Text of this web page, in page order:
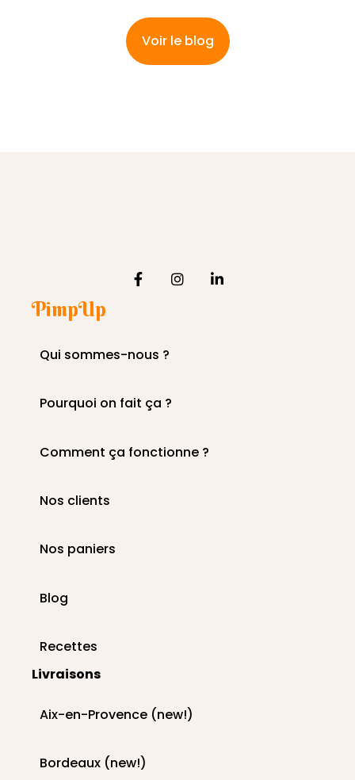
Voir le blog
PimpUp
Qui sommes-nous ?
Pourquoi on fait ça ?
Comment ça fonctionne ?
Nos clients
Nos paniers
Blog
Recettes
Livraisons
Aix-en-Provence (new!)
Bordeaux (new!)